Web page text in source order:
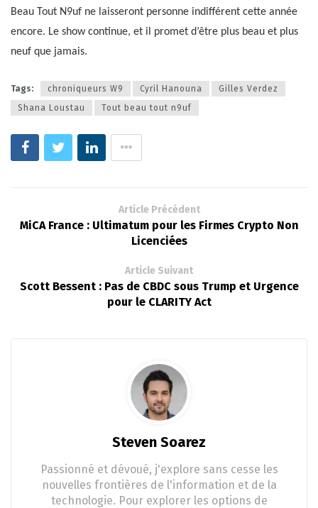
Beau Tout N9uf ne laisseront personne indifférent cette année
encore. Le show continue, et il promet d’être plus beau et plus
neuf que jamais.
Tags: chroniqueurs W9 Cyril Hanouna
Gilles Verdez
Shana Loustau
Tout beau tout n9uf
Article Précédent
MiCA France : Ultimatum pour les Firmes Crypto Non
Licenciées
Article Suivant
Scott Bessent : Pas de CBDC sous Trump et Urgence
pour le CLARITY Act
Steven Soarez
Passionné et dévoué, j'explore sans cesse les
nouvelles frontières de l'information et de la
technologie. Pour explorer les options de